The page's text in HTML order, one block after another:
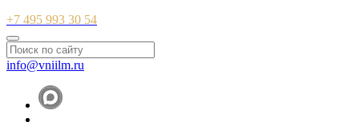
+7 495 993 30 54
info@vniilm.ru